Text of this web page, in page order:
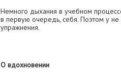
Немного дыхания в учебном
в первую очередь, себя. Поэтом у не
упражнения.
О вдохновении